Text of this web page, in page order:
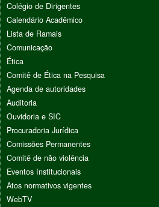
Colégio de Dirigentes
Calendário Acadêmico
Lista de Ramais
Comunicação
Ética
Comitê de Ética na Pesquisa
Agenda de autoridades
Auditoria
Ouvidoria e SIC
Procuradoria Jurídica
Comissões Permanentes
Comitê de não violência
Eventos Institucionais
Atos normativos vigentes
WebTV